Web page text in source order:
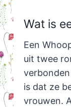
Wat is
Een
uit twee
is dat ze
vrouwen.